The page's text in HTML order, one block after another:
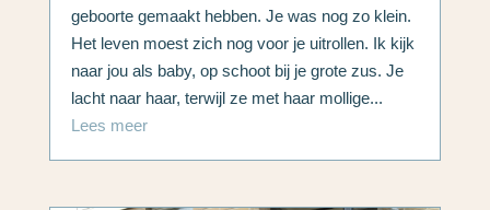
geboorte gemaakt hebben. Je was nog zo klein.
Het leven moest zich nog voor je uitrollen. Ik kijk
naar jou als baby, op schoot bij je grote zus. Je
lacht naar haar, terwijl ze met haar mollige...
Lees meer